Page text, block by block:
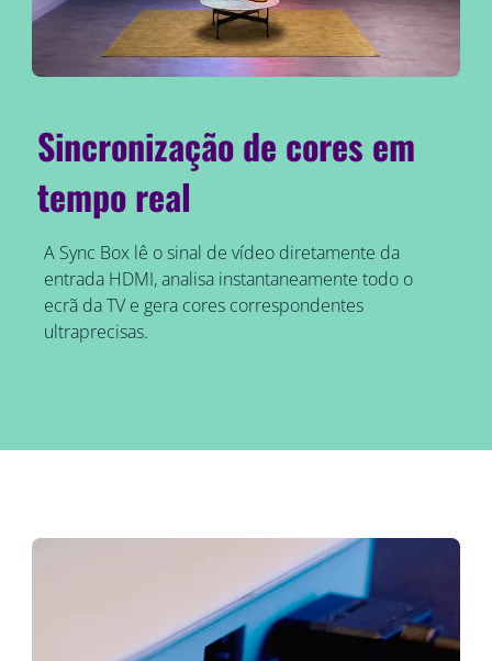
Sincronização de cores em
tempo real
A Sync Box lê o sinal de vídeo diretamente da
entrada HDMI, analisa instantaneamente todo o
ecrã da TV e gera cores correspondentes
ultraprecisas.